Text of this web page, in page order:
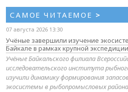
САМОЕ ЧИТАЕМОЕ >
07 августа 2026 13:30
Учёные завершили изучение
Байкале в рамках крупной экспедиции
Учёные Байкальского филиала
исследовательского института
изучили динамику формирования
экосистемы в рыбопромысловых